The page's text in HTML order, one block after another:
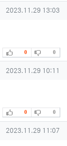
작성일
2023.11.29 13:03
추천
0 비추천
0
작성일
2023.11.29 10:11
추천
0 비추천
0
작성일
2023.11.29 11:07